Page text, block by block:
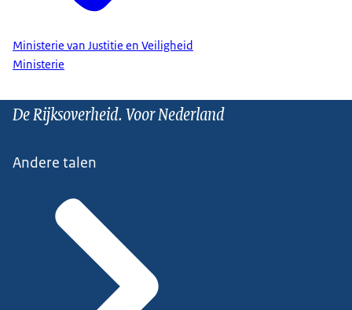
Ministerie van Justitie en Veiligheid
Ministerie
De Rijksoverheid. Voor Nederland
Andere talen